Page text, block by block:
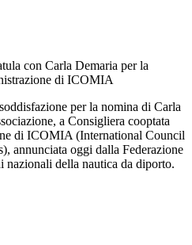
con Carla Demaria per la
di ICOMIA
per la nomina di Carla
a Consigliera cooptata
di ICOMIA (International Council
annunciata oggi dalla Federazione
nazionali della nautica da diporto.